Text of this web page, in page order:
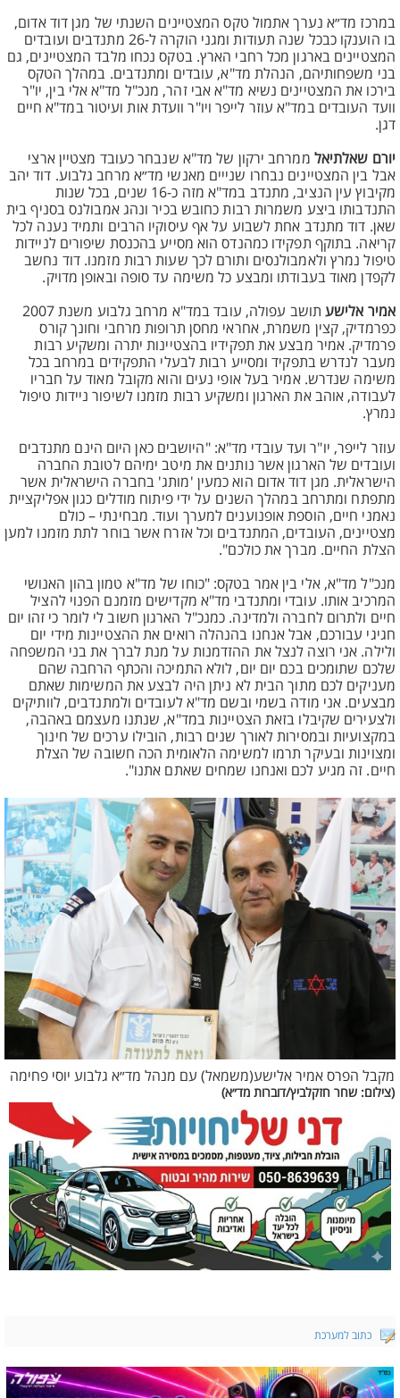
במרכז מד״א נערך אתמול טקס המצטיינים השנתי של מגן דוד אדום,
בו הוענקו כבכל שנה תעודות ומגני הוקרה ל-26 מתנדבים ועובדים
המצטיינים בארגון מכל רחבי הארץ. בטקס נכחו מלבד המצטיינים, גם
בני משפחותיהם, הנהלת מד"א, עובדים ומתנדבים. במהלך הטקס
בירכו את המצטיינים נשיא מד"א אבי זהר, מנכ"ל מד"א אלי בין, יו"ר
וועד העובדים במד"א עוזר לייפר ויו"ר וועדת אות ועיטור במד"א חיים
דגן.
יורם שאלתיאל ממרחב ירקון של מד"א שנבחר כעובד מצטיין ארצי
אבל בין המצטיינים נבחרו שנייים מאנשי מד״א מרחב גלבוע. דוד יהב
מקיבוץ עין הנציב, מתנדב במד"א מזה כ-16 שנים, בכל שנות
התנדבותו ביצע משמרות רבות כחובש בכיר ונהג אמבולנס בסניף בית
שאן. דוד מתנדב אחת לשבוע על אף עיסוקיו הרבים ותמיד נענה לכל
קריאה. בתוקף תפקידו כמהנדס הוא מסייע בהכנסת שיפורים לניידות
טיפול נמרץ ולאמבולנסים ותורם לכך שעות רבות מזמנו. דוד נחשב
לקפדן מאוד בעבודתו ומבצע כל משימה עד סופה ובאופן מדויק.
אמיר אלישע
תושב עפולה, עובד במד"א מרחב גלבוע משנת 2007
כפרמדיק, קצין משמרת, אחראי מחסן תרופות מרחבי וחונך קורס
פרמדיק. אמיר מבצע את תפקידיו בהצטיינות יתרה ומשקיע רבות
מעבר לנדרש בתפקיד ומסייע רבות לבעלי התפקידים במרחב בכל
משימה שנדרש. אמיר בעל אופי נעים והוא מקובל מאוד על חבריו
לעבודה, אוהב את הארגון ומשקיע רבות מזמנו לשיפור ניידות טיפול
נמרץ.
עוזר לייפר, יו"ר ועד עובדי מד"א: "היושבים כאן היום הינם מתנדבים
ועובדים של הארגון אשר נותנים את מיטב ימיהם לטובת החברה
הישראלית. מגן דוד אדום הוא כמעין 'מותג' בחברה הישראלית אשר
מתפתח ומתרחב במהלך השנים על ידי פיתוח מודלים כגון אפליקציית
נאמני חיים, הוספת אופנוענים למערך ועוד. מבחינתי – כולם
מצטיינים, העובדים, המתנדבים וכל אזרח אשר בוחר לתת מזמנו למען
הצלת החיים. מברך את כולכם".
מנכ"ל מד"א, אלי בין אמר בטקס: "כוחו של מד"א טמון בהון האנושי
המרכיב אותו. עובדי ומתנדבי מד"א מקדישים מזמנם הפנוי להציל
חיים ולתרום לחברה ולמדינה. כמנכ"ל הארגון חשוב לי לומר כי זהו יום
חגיגי עבורכם, אבל אנחנו בהנהלה רואים את ההצטיינות מידי יום
ולילה. אני רוצה לנצל את ההזדמנות על מנת לברך את בני המשפחה
שלכם שתומכים בכם יום יום, לולא התמיכה והכתף הרחבה שהם
מעניקים לכם מתוך הבית לא ניתן היה לבצע את המשימות שאתם
מבצעים. אני מודה בשמי ובשם מד"א לעובדים ולמתנדבים, לוותיקים
ולצעירים שקיבלו בזאת הצטיינות במד"א, שנתנו מעצמם באהבה,
במקצועיות ובמסירות לאורך שנים רבות, הובילו ערכים של חינוך
ומצוינות ובעיקר תרמו למשימה הלאומית הכה חשובה של הצלת
חיים. זה מגיע לכם ואנחנו שמחים שאתם אתנו".
מקבל הפרס אמיר אלישע(משמאל) עם מנהל מד״א גלבוע יוסי פחימה
(צילום: שחר חזקלביץ/דוברות מד״א)
כתוב למערכת